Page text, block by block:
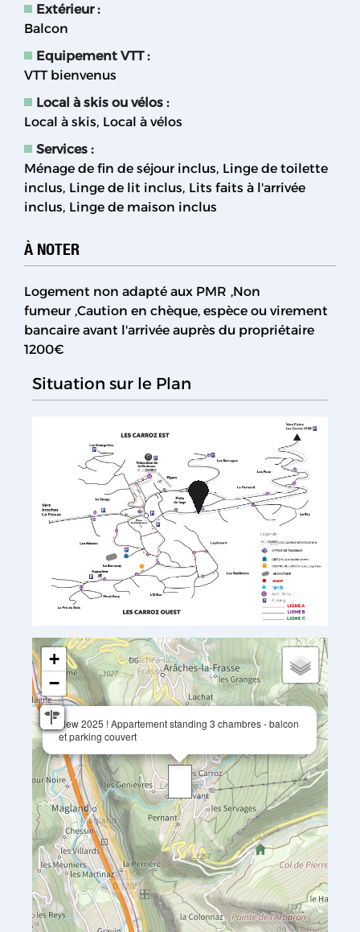
Extérieur:
Balcon
Equipement VTT:
VTT bienvenus
Local à skis ou vélos :
Local à skis Local à vélos
Services :
Ménage de fin de séjour inclus Linge de toilette
inclus Linge de lit inclus Lits faits à l'arrivée
inclus Linge de maison inclus
À NOTER
Logement non adapté aux PMR Non
fumeur Caution en chèque, espèce ou virement
bancaire avant l'arrivée auprès du propriétaire
1200€
Situation sur le Plan
New 2025 ! Appartement standing 3 chambres - balcon
et parking couvert
+
−